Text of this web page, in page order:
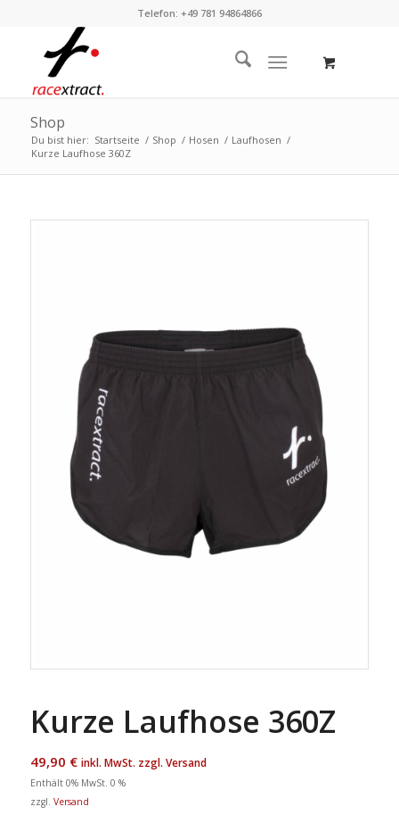
Telefon: +49 781 94864866
Shop
Du bist hier: Startseite / Shop / Hosen / Laufhosen /
Kurze Laufhose 360Z
Kurze Laufhose 360Z
49,90 € inkl. MwSt. zzgl. Versand
Enthält 0% MwSt. 0 %
zzgl. Versand